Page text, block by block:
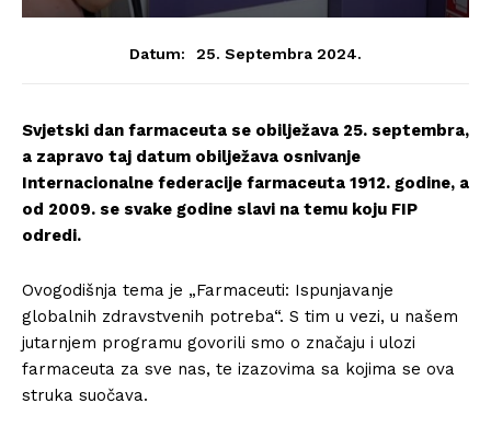
Datum: 25. Septembra 2024.
Svjetski dan farmaceuta se obilježava 25. septembra,
a zapravo taj datum obilježava osnivanje
Internacionalne federacije farmaceuta 1912. godine, a
od 2009. se svake godine slavi na temu koju FIP
odredi.
Ovogodišnja tema je „Farmaceuti: Ispunjavanje
globalnih zdravstvenih potreba“. S tim u vezi, u našem
jutarnjem programu govorili smo o značaju i ulozi
farmaceuta za sve nas, te izazovima sa kojima se ova
struka suočava.